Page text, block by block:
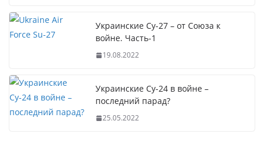
Украинские Су-27 – от Союза к
войне. Часть-1
19.08.2022
Украинские Су-24 в войне –
последний парад?
25.05.2022